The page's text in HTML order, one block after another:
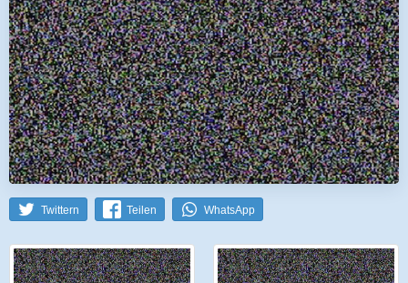
Twittern Teilen WhatsApp